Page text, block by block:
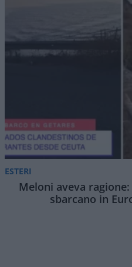
ESTERI
Meloni aveva
sbarcano in